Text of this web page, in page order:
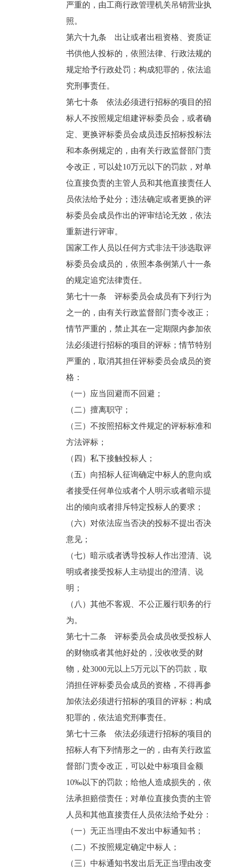
严重的，由工商行政管理机关吊销营业执
照。
第六十九条 出让或者出租资格、资质证
书供他人投标的，依照法律、行政法规的
规定给予行政处罚；构成犯罪的，依法追
究刑事责任。
第七十条 依法必须进行招标的项目的招
标人不按照规定组建评标委员会，或者确
定、更换评标委员会成员违反招标投标法
和本条例规定的，由有关行政监督部门责
令改正，可以处10万元以下的罚款，对单
位直接负责的主管人员和其他直接责任人
员依法给予处分；违法确定或者更换的评
标委员会成员作出的评审结论无效，依法
重新进行评审。
国家工作人员以任何方式非法干涉选取评
标委员会成员的，依照本条例第八十一条
的规定追究法律责任。
第七十一条 评标委员会成员有下列行为
之一的，由有关行政监督部门责令改正；
情节严重的，禁止其在一定期限内参加依
法必须进行招标的项目的评标；情节特别
严重的，取消其担任评标委员会成员的资
格：
（一）应当回避而不回避；
（二）擅离职守；
（三）不按照招标文件规定的评标标准和
方法评标；
（四）私下接触投标人；
（五）向招标人征询确定中标人的意向或
者接受任何单位或者个人明示或者暗示提
出的倾向或者排斥特定投标人的要求；
（六）对依法应当否决的投标不提出否决
意见；
（七）暗示或者诱导投标人作出澄清、说
明或者接受投标人主动提出的澄清、说
明；
（八）其他不客观、不公正履行职务的行
为。
第七十二条 评标委员会成员收受投标人
的财物或者其他好处的，没收收受的财
物，处3000元以上5万元以下的罚款，取
消担任评标委员会成员的资格，不得再参
加依法必须进行招标的项目的评标；构成
犯罪的，依法追究刑事责任。
第七十三条 依法必须进行招标的项目的
招标人有下列情形之一的，由有关行政监
督部门责令改正，可以处中标项目金额
10‰以下的罚款；给他人造成损失的，依
法承担赔偿责任；对单位直接负责的主管
人员和其他直接责任人员依法给予处分：
（一）无正当理由不发出中标通知书；
（二）不按照规定确定中标人；
（三）中标通知书发出后无正当理由改变